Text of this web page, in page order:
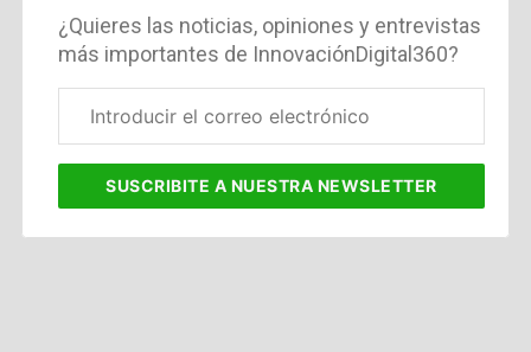
¿Quieres las noticias, opiniones y entrevistas
más importantes de InnovaciónDigital360?
electrónico
SUSCRIBITE A NUESTRA NEWSLETTER